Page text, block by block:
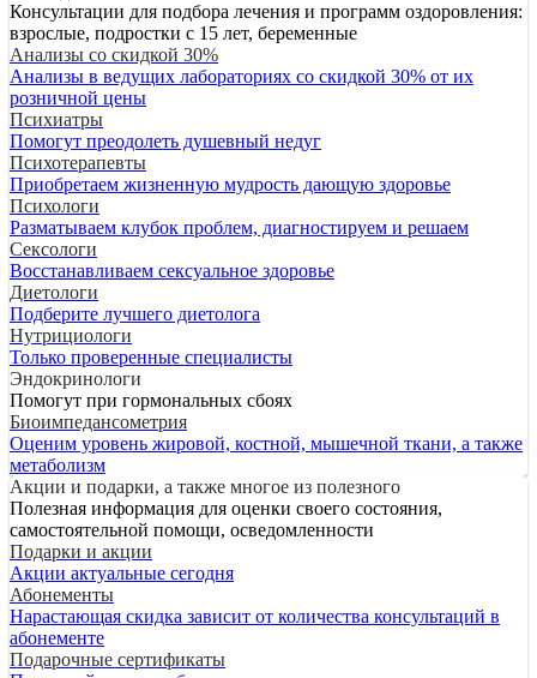
Консультации для подбора лечения и программ оздоровления:
взрослые, подростки с 15 лет, беременные
Анализы со скидкой 30%
Анализы в ведущих лабораториях со скидкой 30% от их
розничной цены
Психиатры
Помогут преодолеть душевный недуг
Психотерапевты
Приобретаем жизненную мудрость дающую здоровье
Психологи
Разматываем клубок проблем, диагностируем и решаем
Сексологи
Восстанавливаем сексуальное здоровье
Диетологи
Подберите лучшего диетолога
Нутрициологи
Только проверенные специалисты
Эндокринологи
Помогут при гормональных сбоях
Биоимпедансометрия
Оценим уровень жировой, костной, мышечной ткани, а также
метаболизм
Акции и подарки, а также многое из полезного
Полезная информация для оценки своего состояния,
самостоятельной помощи, осведомленности
Подарки и акции
Акции актуальные сегодня
Абонементы
Нарастающая скидка зависит от количества консультаций в
абонементе
Подарочные сертификаты